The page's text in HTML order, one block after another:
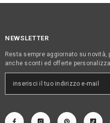
NEWSLETTER
Resta sempre aggiornato su novità,
anche sconti ed offerte